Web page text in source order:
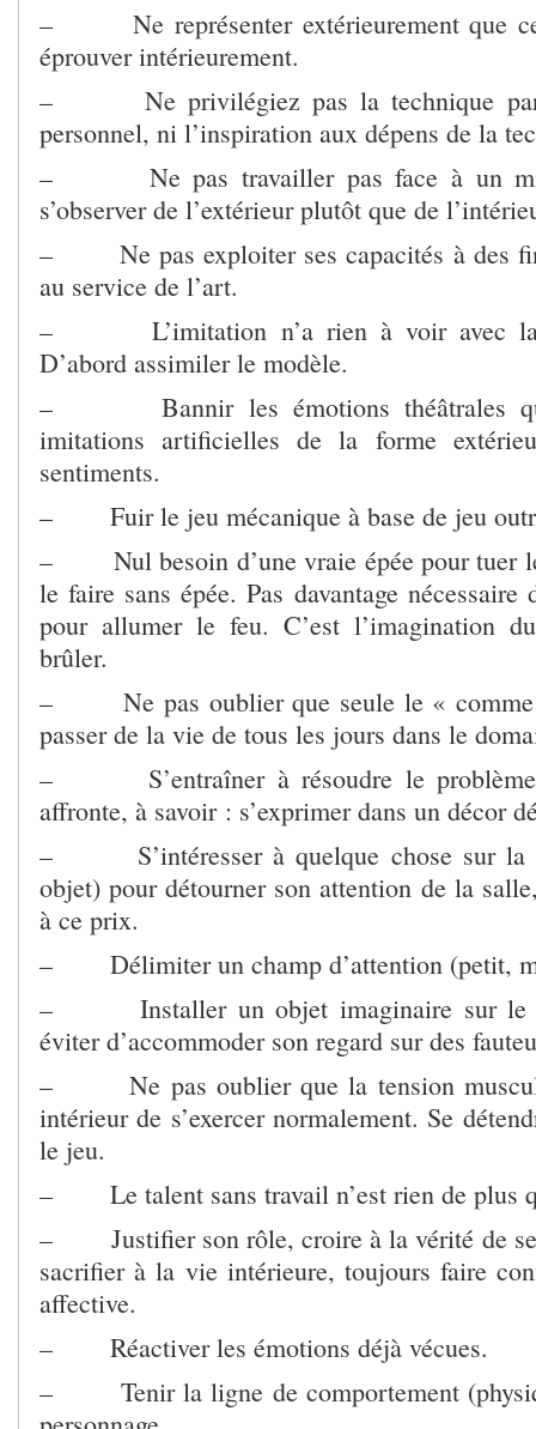
– Ne représenter extérieurement que ce
éprouver intérieurement.
– Ne privilégiez pas la technique par
personnel, ni l’inspiration aux dépens de la
– Ne pas travailler pas face à un
s’observer de l’extérieur plutôt que de
– Ne pas exploiter ses capacités à des
au service de l’art.
– L’imitation n’a rien à voir avec la
D’abord assimiler le modèle.
– Bannir les émotions théâtrales
imitations artificielles de la forme
sentiments.
– Fuir le jeu mécanique à base de jeu
– Nul besoin d’une vraie épée pour tuer
le faire sans épée. Pas davantage nécessaire
pour allumer le feu. C’est l’imagination
brûler.
– Ne pas oublier que seule le « comme
passer de la vie de tous les jours dans le
– S’entraîner à résoudre le problème
affronte, à savoir : s’exprimer dans un décor
– S’intéresser à quelque chose sur la
objet) pour détourner son attention de la
à ce prix.
– Délimiter un champ d’attention (petit,
– Installer un objet imaginaire sur le
éviter d’accommoder son regard sur des
– Ne pas oublier que la tension
intérieur de s’exercer normalement. Se
le jeu.
– Le talent sans travail n’est rien de plus
– Justifier son rôle, croire à la vérité de
sacrifier à la vie intérieure, toujours faire
affective.
– Réactiver les émotions déjà vécues.
– Tenir la ligne de comportement